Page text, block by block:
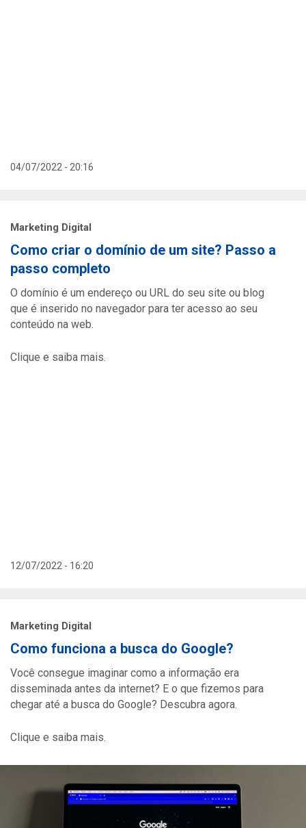
04/07/2022 - 20:16
12/07/2022 - 16:20
Marketing Digital
Como criar o domínio de um site? Passo a
passo completo
O domínio é um endereço ou URL do seu site ou blog
que é inserido no navegador para ter acesso ao seu
conteúdo na web.
Clique e saiba mais.
Marketing Digital
Como funciona a busca do Google?
Você consegue imaginar como a informação era
disseminada antes da internet? E o que fizemos para
chegar até a busca do Google? Descubra agora.
Clique e saiba mais.